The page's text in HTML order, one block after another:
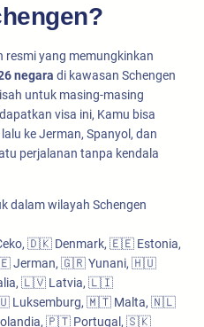
resmi yang memungkinkan
negara di kawasan Schengen
untuk masing-masing
visa ini, Kamu bisa
ke Jerman, Spanyol, dan
perjalanan tanpa kendala
dalam wilayah Schengen
🇩🇰 Denmark, 🇪🇪 Estonia,
Jerman, 🇬🇷 Yunani, 🇭🇺
🇱🇻 Latvia, 🇱🇮
Luksemburg, 🇲🇹 Malta, 🇳🇱
🇵🇹 Portugal, 🇸🇰